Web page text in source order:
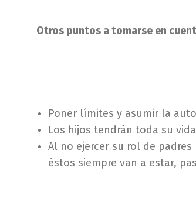
Otros puntos a tomarse en
Poner límites y asumir la
Los hijos tendrán toda su
Al no ejercer su rol de
éstos siempre van a estar,